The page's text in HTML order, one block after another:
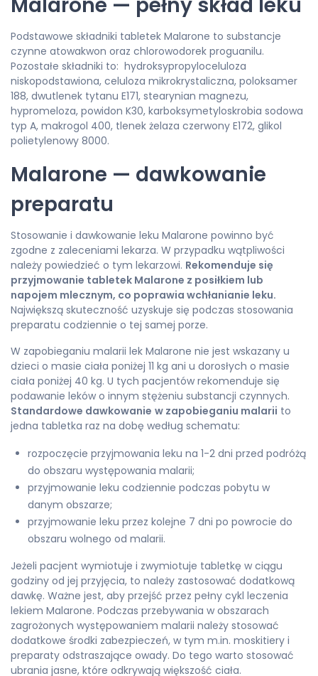
Podstawowe składniki tabletek Malarone to substancje
czynne atowakwon oraz chlorowodorek proguanilu.
Pozostałe składniki to: hydroksypropyloceluloza
niskopodstawiona, celuloza mikrokrystaliczna, poloksamer
188, dwutlenek tytanu E171, stearynian magnezu,
hypromeloza, powidon K30, karboksymetyloskrobia sodowa
typ A, makrogol 400, tlenek żelaza czerwony E172, glikol
polietylenowy 8000.
Malarone — dawkowanie
preparatu
Stosowanie i dawkowanie leku Malarone powinno być
zgodne z zaleceniami lekarza. W przypadku wątpliwości
należy powiedzieć o tym lekarzowi. Rekomenduje się
przyjmowanie tabletek Malarone z posiłkiem lub
napojem mlecznym, co poprawia wchłanianie leku.
Największą skuteczność uzyskuje się podczas stosowania
preparatu codziennie o tej samej porze.
W zapobieganiu malarii lek Malarone nie jest wskazany u
dzieci o masie ciała poniżej 11 kg ani u dorosłych o masie
ciała poniżej 40 kg. U tych pacjentów rekomenduje się
podawanie leków o innym stężeniu substancji czynnych.
Standardowe dawkowanie w zapobieganiu malarii to
jedna tabletka raz na dobę według schematu:
rozpoczęcie przyjmowania leku na 1-2 dni przed podróżą
do obszaru występowania malarii;
przyjmowanie leku codziennie podczas pobytu w
danym obszarze;
przyjmowanie leku przez kolejne 7 dni po powrocie do
obszaru wolnego od malarii.
Jeżeli pacjent wymiotuje i zwymiotuje tabletkę w ciągu
godziny od jej przyjęcia, to należy zastosować dodatkową
dawkę. Ważne jest, aby przejść przez pełny cykl leczenia
lekiem Malarone. Podczas przebywania w obszarach
zagrożonych występowaniem malarii należy stosować
dodatkowe środki zabezpieczeń, w tym m.in. moskitiery i
preparaty odstraszające owady. Do tego warto stosować
ubrania jasne, które odkrywają większość ciała.